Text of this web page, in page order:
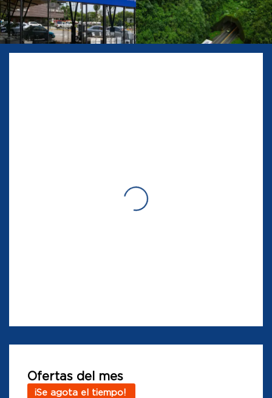
Ofertas del mes
¡Se agota el tiempo!